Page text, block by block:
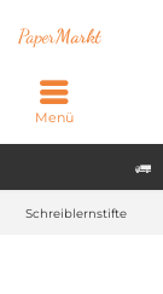
PaperMarkt
Menü
Schreiblernstifte